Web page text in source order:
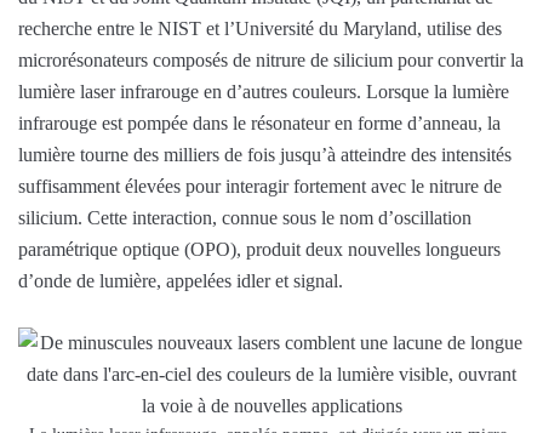
recherche entre le NIST et l’Université du Maryland, utilise des
microrésonateurs composés de nitrure de silicium pour convertir la
lumière laser infrarouge en d’autres couleurs. Lorsque la lumière
infrarouge est pompée dans le résonateur en forme d’anneau, la
lumière tourne des milliers de fois jusqu’à atteindre des intensités
suffisamment élevées pour interagir fortement avec le nitrure de
silicium. Cette interaction, connue sous le nom d’oscillation
paramétrique optique (OPO), produit deux nouvelles longueurs
d’onde de lumière, appelées idler et signal.